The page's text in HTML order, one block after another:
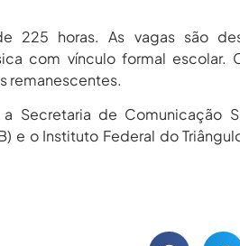
horas. As vagas são
com vínculo formal escolar.
remanescentes.
Secretaria de Comunicação
e o Instituto Federal do